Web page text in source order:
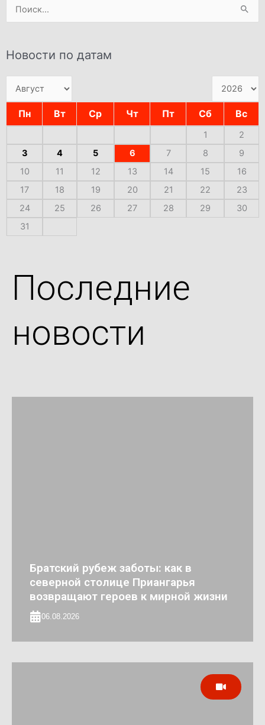
Поиск:
Новости по датам
Пн Вт Ср Чт Пт Сб Вс
1
2
3
4 5 6 7 8
9
10
11 12 13 14 15
16
17
18 19 20 21 22
23
24
25 26 27 28 29
30
31
Последние
новости
Братский рубеж заботы: как в
северной столице Приангарья
возвращают героев к мирной жизни
06.08.2026